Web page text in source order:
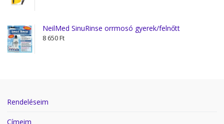
NeilMed SinuRinse orrmosó gyerek/felnőtt
8 650Ft
Rendeléseim
Címeim